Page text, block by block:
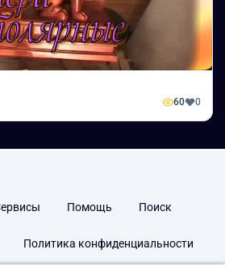
60 0
Помощь Поиск
Политика конфиденциальности